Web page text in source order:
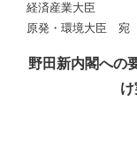
経済産業大臣
原発・環境大臣 宛
野田新内閣への